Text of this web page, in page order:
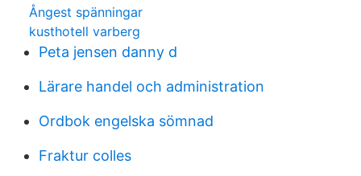
Ångest spänningar
kusthotell varberg
Peta jensen danny d
Lärare handel och administration
Ordbok engelska sömnad
Fraktur colles